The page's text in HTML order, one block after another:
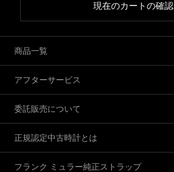
現在のカートの確認
商品一覧
アフターサービス
委託販売について
正規認定中古時計とは
フランク ミュラー純正ストラップ